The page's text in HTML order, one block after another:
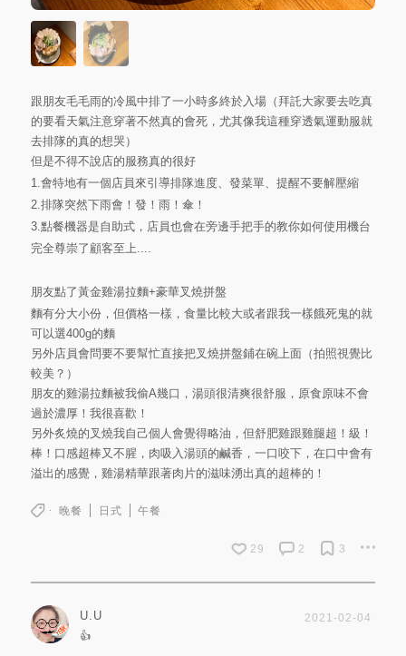
跟朋友毛毛雨的冷風中排了一小時多終於入場（拜託大家要去吃真
的要看天氣注意穿著不然真的會死，尤其像我這種穿透氣運動服就
去排隊的真的想哭）
但是不得不說店的服務真的很好
1.會特地有一個店員來引導排隊進度、發菜單、提醒不要解壓縮
2.排隊突然下雨會！發！雨！傘！
3.點餐機器是自助式，店員也會在旁邊手把手的教你如何使用機台
完全尊崇了顧客至上....
朋友點了黃金雞湯拉麵+豪華叉燒拼盤
麵有分大小份，但價格一樣，食量比較大或者跟我一樣餓死鬼的就
可以選400g的麵
另外店員會問要不要幫忙直接把叉燒拼盤鋪在碗上面（拍照視覺比
較美？）
朋友的雞湯拉麵被我偷A幾口，湯頭很清爽很舒服，原食原味不會
過於濃厚！我很喜歡！
另外炙燒的叉燒我自己個人會覺得略油，但舒肥雞跟雞腿超！級！
棒！口感超棒又不腥，肉吸入湯頭的鹹香，一口咬下，在口中會有
溢出的感覺，雞湯精華跟著肉片的滋味湧出真的超棒的！
晚餐 日式 午餐
29 2 3
U.U
2021-02-04
👍